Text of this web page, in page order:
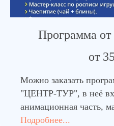
Программа
от
Можно заказать
"ЦЕНТР-ТУР", в неё
анимационная часть,
Подробнее...